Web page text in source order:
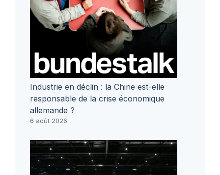
Industrie en déclin : la Chine est-elle
responsable de la crise économique
allemande ?
6 août 2026